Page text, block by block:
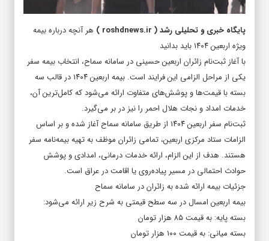
پایگاه خبری و تحلیلی رشد(
roshdnews.ir
) هر آنچه درباره بیمه
ویژه اربعین ۱۴۰۴ باید بدانید
با آغاز ثبت‌نام زائران اربعین حسینی در سامانه سماح، انتخاب بیمه سفر
یکی از مراحل الزامی این فرایند است. بیمه اربعین ۱۴۰۴ در قالب سه
بسته با قیمت‌ها و پوشش‌های متفاوت ارائه می‌شود که کامل‌ترین آن،
خدمات امداد و نجات هلال احمر را نیز در بر می‌گیرد.
ثبت‌نام سفر اربعین ۱۴۰۴ از طریق سامانه سماح آغاز شده و بر اساس
الزامات ستاد مرکزی اربعین، تمامی زائران موظف به تهیه بیمه‌نامه سفر
هستند. هدف از این الزام، ارائه خدمات درمانی، امدادی و پوشش
حوادث احتمالی در مسیر پیاده‌روی یا اقامت در عراق است.
جزئیات بیمه ارائه شده به زائران در سامانه سماح
بیمه اربعین امسال در سه سطح قیمتی به شرح زیر ارائه می‌شود:
بسته پایه: به قیمت ۸۵ هزار تومان
بسته میانی: به قیمت ۱۰۰ هزار تومان